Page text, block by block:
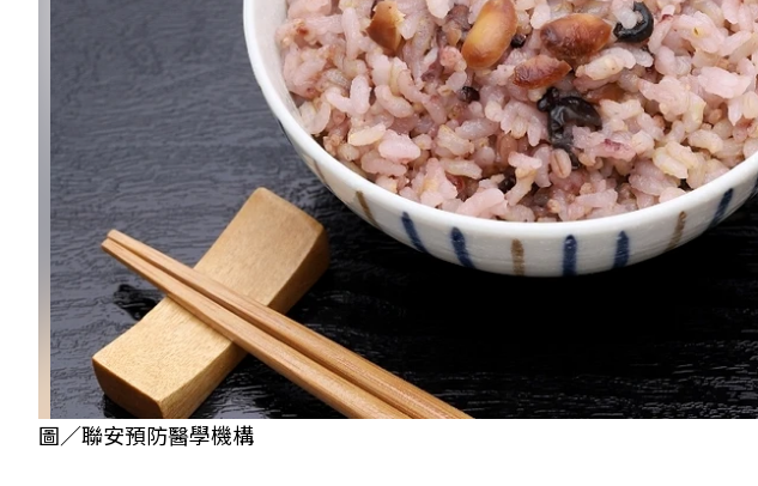
圖／聯安預防醫學機構